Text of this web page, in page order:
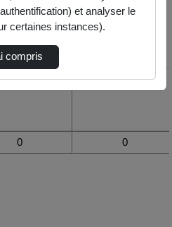
la journée Vue du mois
Bronze - Enfile tes baskets
0 0
et analyser le
certaines instances).
compris